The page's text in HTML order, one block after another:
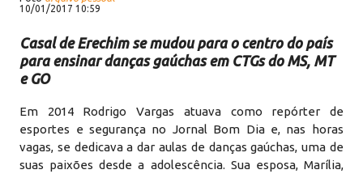
10/01/2017 10:59
Casal de Erechim se mudou para o centro do país
para ensinar danças gaúchas em CTGs do MS, MT
e GO
Em 2014 Rodrigo Vargas atuava como repórter de
esportes e segurança no Jornal Bom Dia e, nas horas
vagas, se dedicava a dar aulas de danças gaúchas, uma de
suas paixões desde a adolescência. Sua esposa, Marília,